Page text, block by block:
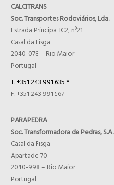
CALCITRANS
Soc. Transportes Rodoviários, Lda.
Estrada Principal IC2, nº21
Casal da Fisga
2040-078 – Rio Maior
Portugal
T. +351 243 991 635 *
F. +351 243 991 567
PARAPEDRA
Soc. Transformadora de Pedras, S.A.
Casal da Fisga
Apartado 70
2040-998 – Rio Maior
Portugal